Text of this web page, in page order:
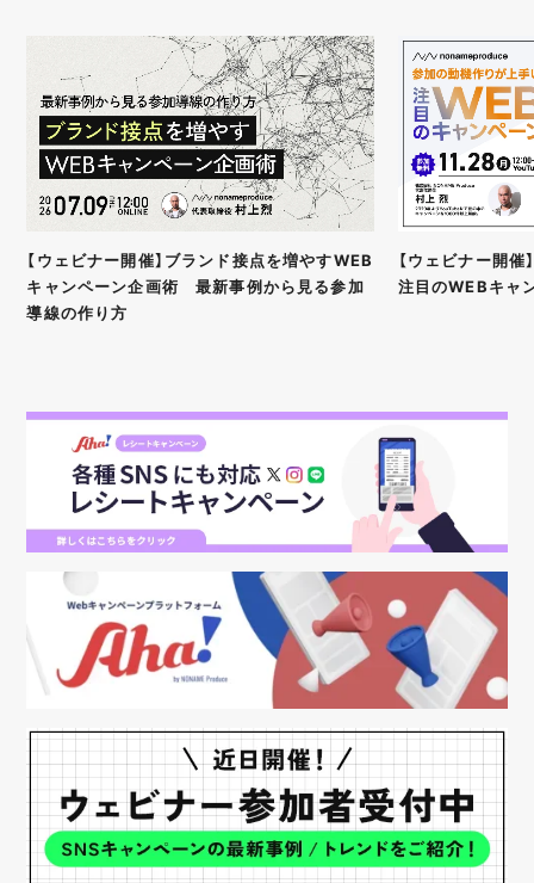
【ウェビナー開催】ブランド接点を増やすWEB
キャンペーン企画術 最新事例から見る参加
導線の作り方
【ウェビナー開催
注目のWEBキャ